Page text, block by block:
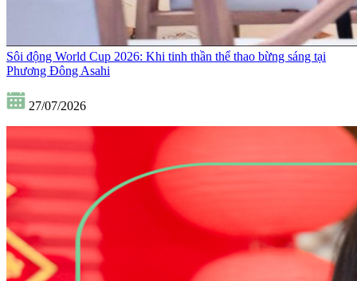
Sôi động World Cup 2026: Khi tinh thần thể thao bừng sáng tại
Phương Đông Asahi
27/07/2026